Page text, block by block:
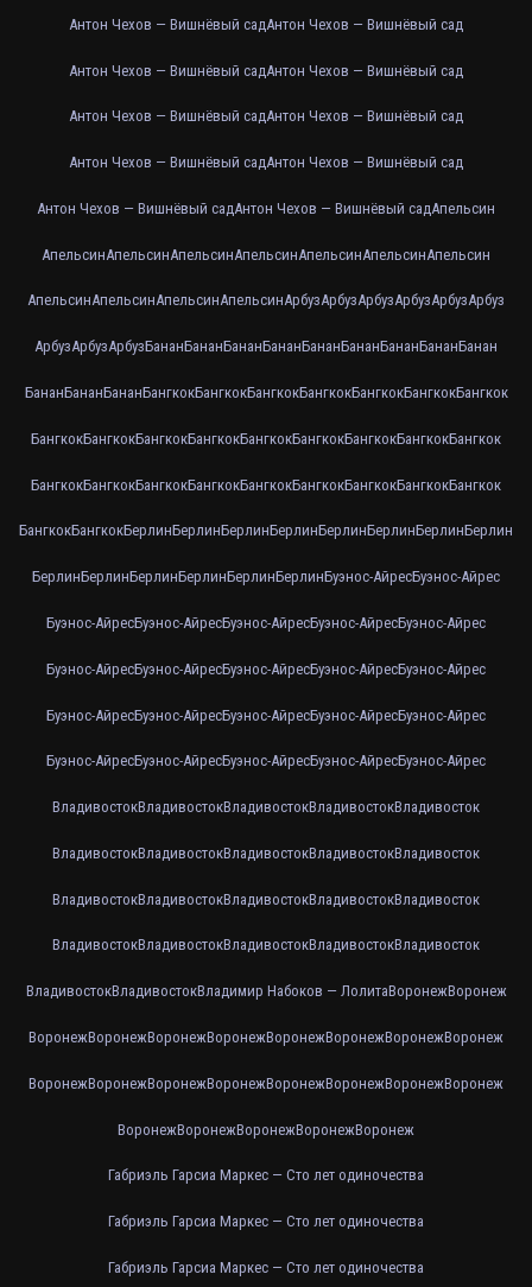
Антон Чехов — Вишнёвый садАнтон Чехов — Вишнёвый сад
Антон Чехов — Вишнёвый садАнтон Чехов — Вишнёвый сад
Антон Чехов — Вишнёвый садАнтон Чехов — Вишнёвый сад
Антон Чехов — Вишнёвый садАнтон Чехов — Вишнёвый сад
Антон Чехов — Вишнёвый садАнтон Чехов — Вишнёвый садАпельсин
АпельсинАпельсинАпельсинАпельсинАпельсинАпельсинАпельсин
АпельсинАпельсинАпельсинАпельсинАрбузАрбузАрбузАрбузАрбузАрбуз
АрбузАрбузАрбузБананБананБананБананБананБананБананБананБанан
БананБананБананБангкокБангкокБангкокБангкокБангкокБангкокБангкок
БангкокБангкокБангкокБангкокБангкокБангкокБангкокБангкокБангкок
БангкокБангкокБангкокБангкокБангкокБангкокБангкокБангкокБангкок
БангкокБангкокБерлинБерлинБерлинБерлинБерлинБерлинБерлинБерлин
БерлинБерлинБерлинБерлинБерлинБерлинБуэнос-АйресБуэнос-Айрес
Буэнос-АйресБуэнос-АйресБуэнос-АйресБуэнос-АйресБуэнос-Айрес
Буэнос-АйресБуэнос-АйресБуэнос-АйресБуэнос-АйресБуэнос-Айрес
Буэнос-АйресБуэнос-АйресБуэнос-АйресБуэнос-АйресБуэнос-Айрес
Буэнос-АйресБуэнос-АйресБуэнос-АйресБуэнос-АйресБуэнос-Айрес
ВладивостокВладивостокВладивостокВладивостокВладивосток
ВладивостокВладивостокВладивостокВладивостокВладивосток
ВладивостокВладивостокВладивостокВладивостокВладивосток
ВладивостокВладивостокВладивостокВладивостокВладивосток
ВладивостокВладивостокВладимир Набоков — ЛолитаВоронежВоронеж
ВоронежВоронежВоронежВоронежВоронежВоронежВоронежВоронеж
ВоронежВоронежВоронежВоронежВоронежВоронежВоронежВоронеж
ВоронежВоронежВоронежВоронежВоронеж
Габриэль Гарсиа Маркес — Сто лет одиночества
Габриэль Гарсиа Маркес — Сто лет одиночества
Габриэль Гарсиа Маркес — Сто лет одиночества